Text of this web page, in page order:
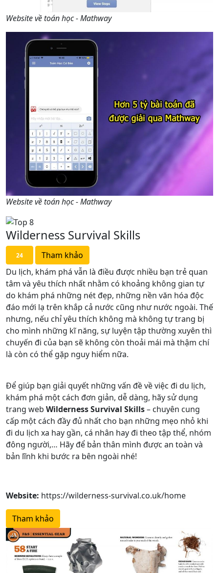
Website về toán học - Mathway
Website về toán học - Mathway
Wilderness Survival Skills
24
Tham khảo
Du lịch, khám phá vẫn là điều được nhiều bạn trẻ quan
tâm và yêu thích nhất nhằm có khoảng không gian tự
do khám phá những nét đẹp, những nền văn hóa độc
đáo mới lạ trên khắp cả nước cũng như nước ngoài. Thế
nhưng, nếu chỉ yêu thích không mà không tự trang bị
cho mình những kĩ năng, sự luyện tập thường xuyên thì
chuyến đi của bạn sẽ không còn thoải mái mà thậm chí
là còn có thể gặp nguy hiểm nữa.
Để giúp bạn giải quyết những vấn đề về việc đi du lịch,
khám phá một cách đơn giản, dễ dàng, hãy sử dụng
trang web Wilderness Survival Skills– chuyên cung
cấp một cách đầy đủ nhất cho bạn những mẹo nhỏ khi
đi du lịch xa hay gần, cá nhân hay đi theo tập thể, nhóm
đông người,… Hãy để bản thân mình được an toàn và
bản lĩnh khi bước ra bên ngoài nhé!
Website: https://wilderness-survival.co.uk/home
Tham khảo